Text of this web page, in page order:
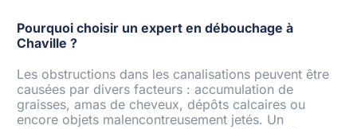
Pourquoi choisir un expert en débouchage à
Chaville ?
Les obstructions dans les canalisations peuvent être
causées par divers facteurs : accumulation de
graisses, amas de cheveux, dépôts calcaires ou
encore objets malencontreusement jetés. Un